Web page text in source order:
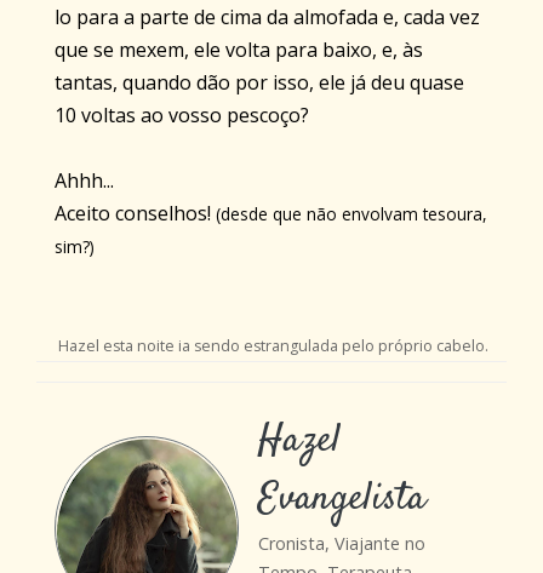
lo para a parte de cima da almofada e, cada vez
que se mexem, ele volta para baixo, e, às
tantas, quando dão por isso, ele já deu quase
10 voltas ao vosso pescoço?
Ahhh...
Aceito conselhos! (desde que não envolvam tesoura,
sim?)
Hazel esta noite ia sendo estrangulada pelo próprio cabelo.
Hazel
Evangelista
Cronista, Viajante no